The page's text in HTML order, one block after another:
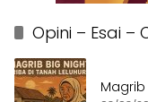
Opini – Esai –
Magrib